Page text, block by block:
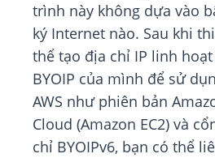
trình này không dựa vào
ký Internet nào. Sau khi
thể tạo địa chỉ IP linh
BYOIP của mình để sử
AWS như phiên bản
Cloud (Amazon EC2) và
chỉ BYOIPv6, bạn có thể